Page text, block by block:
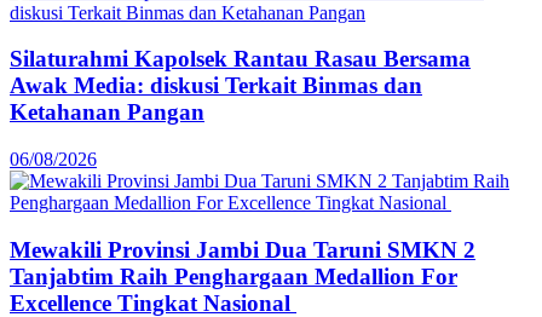
Silaturahmi Kapolsek Rantau Rasau Bersama
Awak Media: diskusi Terkait Binmas dan
Ketahanan Pangan
06/08/2026
Mewakili Provinsi Jambi Dua Taruni SMKN 2
Tanjabtim Raih Penghargaan Medallion For
Excellence Tingkat Nasional